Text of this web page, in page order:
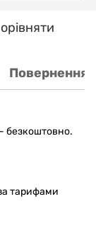
Повернення
безкоштовно.
тарифами